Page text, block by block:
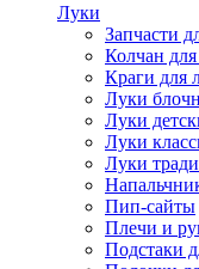
Луки
Запчасти
Колчан для
Краги для
Луки
Луки
Луки
Луки
Пип-сайты
Плечи и
Подстаки